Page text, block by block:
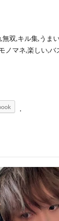
双,キル集,うま
ノマネ,楽しい,バ